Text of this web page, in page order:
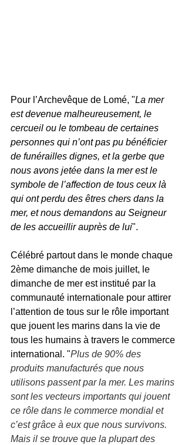
Pour l’Archevêque de Lomé, "La mer
est devenue malheureusement, le
cercueil ou le tombeau de certaines
personnes qui n’ont pas pu bénéficier
de funérailles dignes, et la gerbe que
nous avons jetée dans la mer est le
symbole de l’affection de tous ceux là
qui ont perdu des êtres chers dans la
mer, et nous demandons au Seigneur
de les accueillir auprès de lui".
Célébré partout dans le monde chaque
2ème dimanche de mois juillet, le
dimanche de mer est institué par la
communauté internationale pour attirer
l’attention de tous sur le rôle important
que jouent les marins dans la vie de
tous les humains à travers le commerce
international. "Plus de 90% des
produits manufacturés que nous
utilisons passent par la mer. Les marins
sont les vecteurs importants qui jouent
ce rôle dans le commerce mondial et
c’est grâce à eux que nous survivons.
Mais il se trouve que la plupart des